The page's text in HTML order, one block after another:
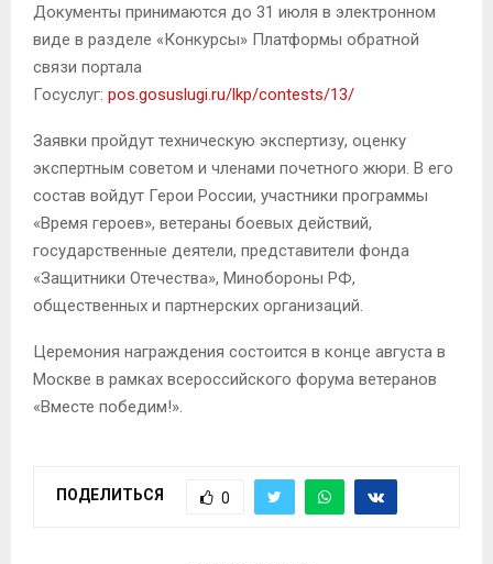
Документы принимаются до 31 июля в электронном
виде в разделе «Конкурсы» Платформы обратной
связи портала
Госуслуг: pos.gosuslugi.ru/lkp/contests/13/
Заявки пройдут техническую экспертизу, оценку
экспертным советом и членами почетного жюри. В его
состав войдут Герои России, участники программы
«Время героев», ветераны боевых действий,
государственные деятели, представители фонда
«Защитники Отечества», Минобороны РФ,
общественных и партнерских организаций.
Церемония награждения состоится в конце августа в
Москве в рамках всероссийского форума ветеранов
«Вместе победим!».
ПОДЕЛИТЬСЯ 0